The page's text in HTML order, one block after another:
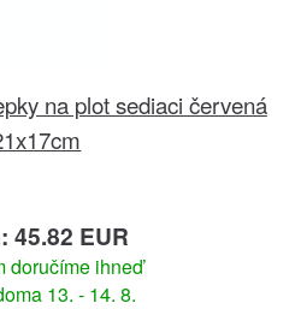
na plot sediaci červená
45.82 EUR
doručíme ihneď
13. - 14. 8.